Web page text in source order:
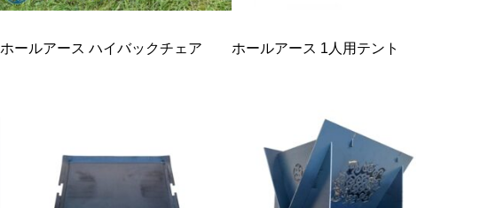
ホールアース ハイバックチェア ホールアース 1人用テント